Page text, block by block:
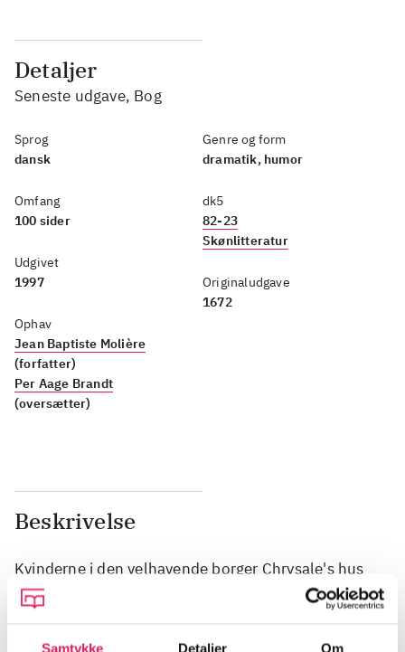
Samtykke Detaljer Om
Detaljer
Seneste udgave, Bog
Sprog
dansk
Omfang
100 sider
Udgivet
1997
Ophav
Jean Baptiste Molière
(forfatter)
Per Aage Brandt
(oversætter)
Genre og form
dramatik, humor
dk5
82-23
Skønlitteratur
Originaludgave
1672
Beskrivelse
Kvinderne i den velhavende borger Chrysale's hus
betragter sig selv som lærde, men viser sig desværre
at mangle dømmekraft, da en falsk bejler dukker op.